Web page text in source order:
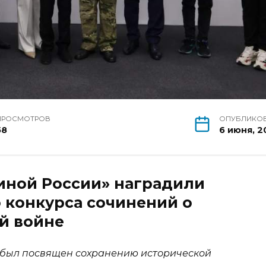
6 июня,
России» наградили
конкурса сочинений о
войне
посвящен сохранению исторической